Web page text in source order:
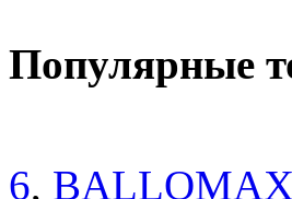
Популярные
6, BALLOMAX